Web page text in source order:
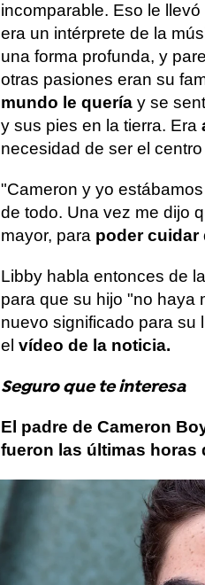
incomparable. Eso le
era un intérprete de la
una forma profunda, y
otras pasiones eran su
mundo le quería y se
y sus pies en la tierra. Era
necesidad de ser el
"Cameron y yo estábamos
de todo. Una vez me dijo
mayor, para poder cuidar
Libby habla entonces de la
para que su hijo "no haya
nuevo significado para su
el vídeo de la noticia.
Seguro que te interesa
El padre de Cameron
fueron las últimas horas